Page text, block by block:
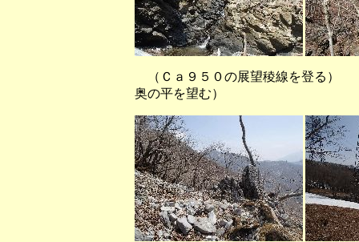
（Ｃａ９５０の展望稜線を
奥の平を望む）